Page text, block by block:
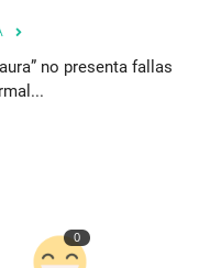
no presenta fallas
0